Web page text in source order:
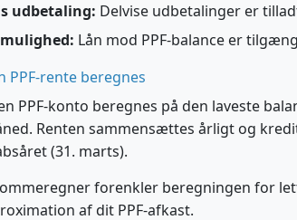
udbetaling: Delvise udbetalinger er
Lån mod PPF-balance er
PPF-rente beregnes
PPF-konto beregnes på den laveste
Renten sammensættes årligt og
(31. marts).
forenkler beregningen for
af dit PPF-afkast.